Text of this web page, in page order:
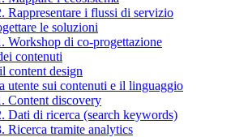
Rappresentare i flussi di servizio
le soluzioni
Workshop di co-progettazione
contenuti
content design
utente sui contenuti e il linguaggio
Content discovery
Dati di ricerca (search keywords)
Ricerca tramite analytics